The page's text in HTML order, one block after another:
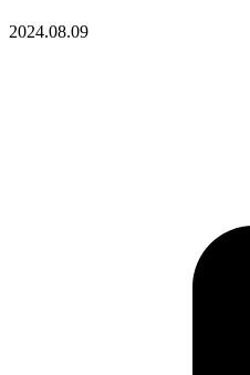
2024.08.09